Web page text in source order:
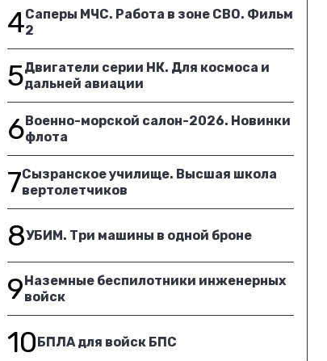
4Саперы МЧС. Работа в зоне СВО. Фильм
2
5Двигатели серии НК. Для космоса и
дальней авиации
6Военно-морской салон-2026. Новинки
флота
7Сызранское училище. Высшая школа
вертолетчиков
8УБИМ. Три машины в одной броне
9Наземные беспилотники инженерных
войск
10БПЛА для войск БПС